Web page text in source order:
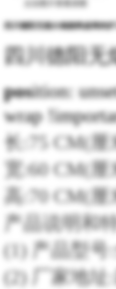
四川德阳无烟火锅烧烤桌烤肉
四川德阳无
position:
wrap !im
长:75 CM(厘
宽:60 CM(
高:70 CM(厘
产品说明和
(1) 产品型
(2) 厂家地